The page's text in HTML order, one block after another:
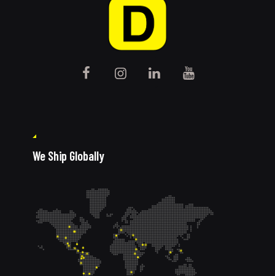
We Ship Globally